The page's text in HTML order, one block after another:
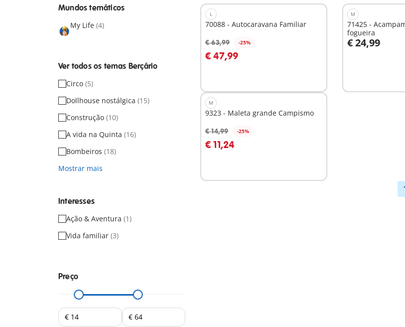
Mundos temáticos
My Life (4)
Ver todos os temas Berçário
Circo (5)
Dollhouse nostálgica (15)
Construção (10)
A vida na Quinta (16)
Bombeiros (18)
Mostrar mais
Interesses
Ação & Aventura (1)
Vida familiar (3)
Preço
L
70088 - Autocaravana Familiar
€ 63,99 -25%
€ 47,99
M
71425 -
fogueira
€ 24,99
Ao carrinho
M
9323 - Maleta grande Campismo
€ 14,99 -25%
€ 11,24